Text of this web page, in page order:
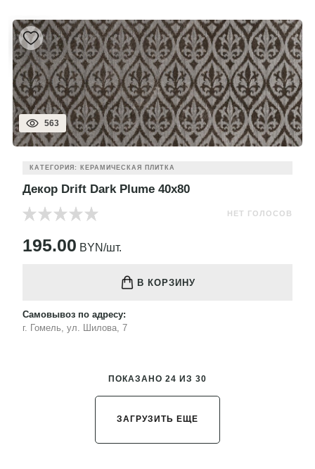
563
КАТЕГОРИЯ: КЕРАМИЧЕСКАЯ ПЛИТКА
Декор Drift Dark Plume 40x80
НЕТ ГОЛОСОВ
195.00 BYN/шт.
В КОРЗИНУ
Самовывоз по адресу:
г. Гомель, ул. Шилова, 7
ПОКАЗАНО 24 ИЗ 30
ЗАГРУЗИТЬ ЕЩЕ